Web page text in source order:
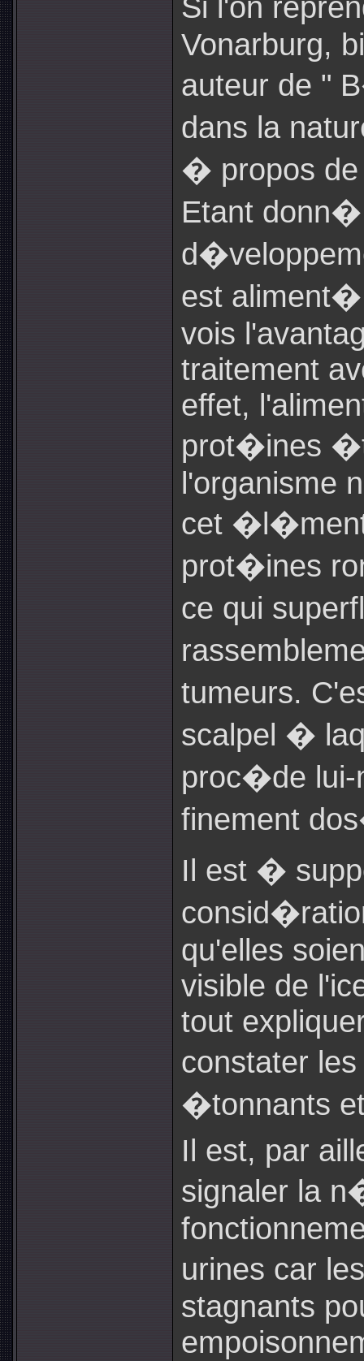
Si l'on
Vonarburg,
auteur de "
dans la
� propos de
Etant
est
vois
traitement
effet,
prot�ines
l'organisme
cet
prot�ines
ce qui
tumeurs.
scalpel �
proc�de
finement
Il est �
qu'elles
visible de
tout
constater
�tonnants
Il est, par
signaler la
urines car
stagnants